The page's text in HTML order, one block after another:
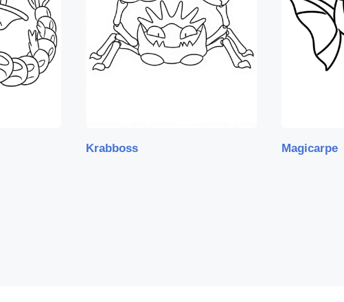
Krabboss Magicarpe